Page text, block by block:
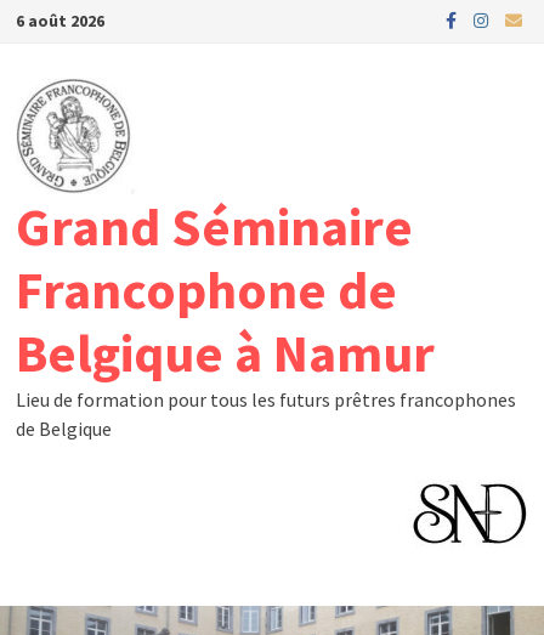
Passer
contenu
6 août 2026
Grand Séminaire
Francophone de
Belgique à Namur
Lieu de formation pour tous les futurs prêtres francophones
de Belgique